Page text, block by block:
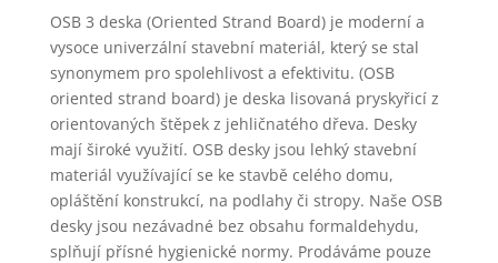
OSB 3 deska (Oriented Strand Board) je moderní a
vysoce univerzální stavební materiál, který se stal
synonymem pro spolehlivost a efektivitu. (OSB
oriented strand board) je deska lisovaná pryskyřicí z
orientovaných štěpek z jehličnatého dřeva. Desky
mají široké využití. OSB desky jsou lehký stavební
materiál využívající se ke stavbě celého domu,
opláštění konstrukcí, na podlahy či stropy. Naše OSB
desky jsou nezávadné bez obsahu formaldehydu,
splňují přísné hygienické normy. Prodáváme pouze